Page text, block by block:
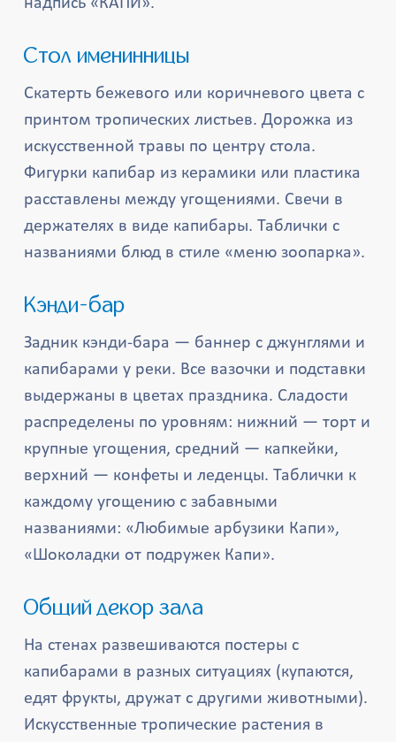
надпись «КАПИ».
Стол именинницы
Скатерть бежевого или коричневого цвета с
принтом тропических листьев. Дорожка из
искусственной травы по центру стола.
Фигурки капибар из керамики или пластика
расставлены между угощениями. Свечи в
держателях в виде капибары. Таблички с
названиями блюд в стиле «меню зоопарка».
Кэнди-бар
Задник кэнди-бара — баннер с джунглями и
капибарами у реки. Все вазочки и подставки
выдержаны в цветах праздника. Сладости
распределены по уровням: нижний — торт и
крупные угощения, средний — капкейки,
верхний — конфеты и леденцы. Таблички к
каждому угощению с забавными
названиями: «Любимые арбузики Капи»,
«Шоколадки от подружек Капи».
Общий декор зала
На стенах развешиваются постеры с
капибарами в разных ситуациях (купаются,
едят фрукты, дружат с другими животными).
Искусственные тропические растения в